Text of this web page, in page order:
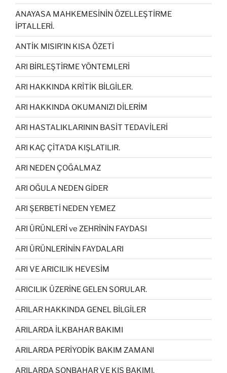
ANAYASA MAHKEMESİNİN ÖZELLEŞTİRME
İPTALLERİ.
ANTİK MISIR’IN KISA ÖZETİ
ARI BİRLEŞTİRME YÖNTEMLERİ
ARI HAKKINDA KRİTİK BİLGİLER.
ARI HAKKINDA OKUMANIZI DİLERİM
ARI HASTALIKLARININ BASİT TEDAVİLERİ
ARI KAÇ ÇİTA’DA KIŞLATILIR.
ARI NEDEN ÇOĞALMAZ
ARI OĞULA NEDEN GİDER
ARI ŞERBETİ NEDEN YEMEZ
ARI ÜRÜNLERİ ve ZEHRİNİN FAYDASI
ARI ÜRÜNLERİNİN FAYDALARI
ARI VE ARICILIK HEVESİM
ARICILIK ÜZERİNE GELEN SORULAR.
ARILAR HAKKINDA GENEL BİLGİLER
ARILARDA İLKBAHAR BAKIMI
ARILARDA PERİYODİK BAKIM ZAMANI
ARILARDA SONBAHAR VE KIŞ BAKIMI.